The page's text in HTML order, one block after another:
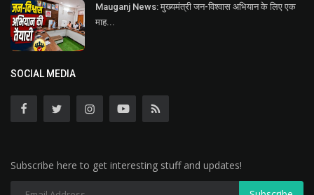
Mauganj News: मुख्यमंत्री जन-विश्वास अभियान के लिए एक
माह...
SOCIAL MEDIA
Subscribe here to get interesting stuff and updates!